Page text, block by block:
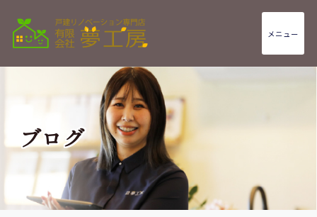
メニュー
ブログ